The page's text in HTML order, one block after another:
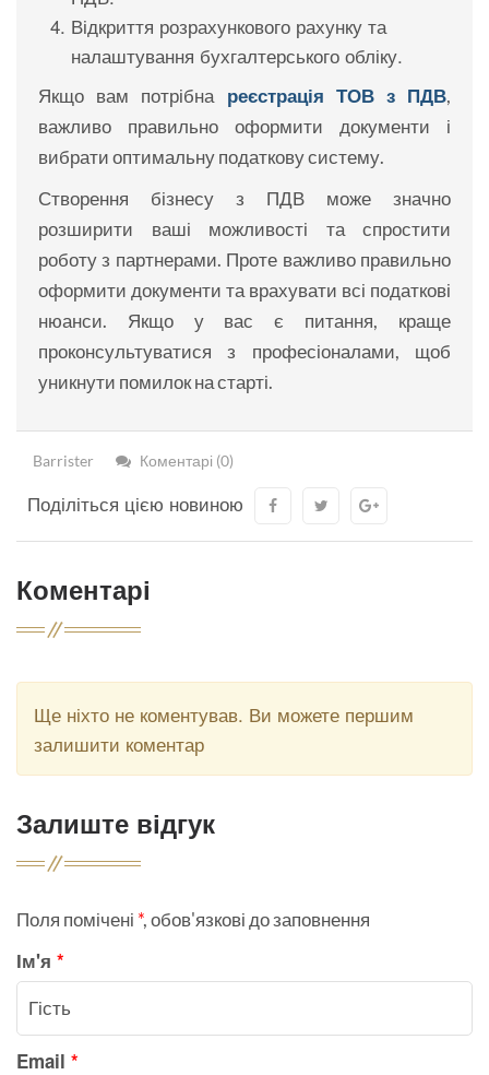
Відкриття розрахункового рахунку та
налаштування бухгалтерського обліку.
Якщо вам потрібна реєстрація ТОВ з ПДВ,
важливо правильно оформити документи і
вибрати оптимальну податкову систему.
Створення бізнесу з ПДВ може значно
розширити ваші можливості та спростити
роботу з партнерами. Проте важливо правильно
оформити документи та врахувати всі податкові
нюанси. Якщо у вас є питання, краще
проконсультуватися з професіоналами, щоб
уникнути помилок на старті.
Barrister Коментарі (0)
Поділіться цією новиною
Коментарі
Ще ніхто не коментував. Ви можете першим
залишити коментар
Залиште відгук
Поля помічені *, обов'язкові до заповнення
Ім'я *
Email *